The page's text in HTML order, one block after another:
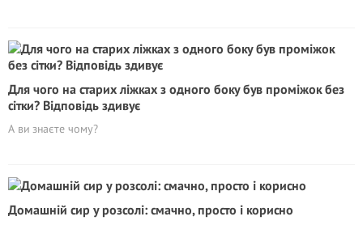
Для чого на старих ліжках з одного боку був проміжок без
сітки? Відповідь здивує
А ви знаєте чому?
Домашній сир у розсолі: смачно, просто і корисно